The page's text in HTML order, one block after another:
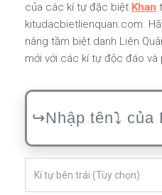
của các kí tự đặc biệt Khan
kitudacbietlienquan.com.
nâng tầm biệt danh Liên
mới với các kí tự độc đáo và